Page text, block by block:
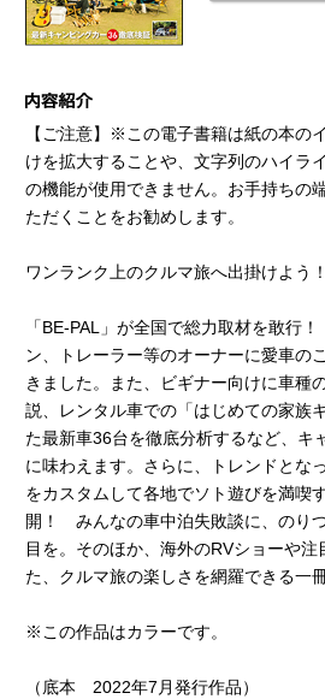
【ご注意】※この電子書籍は紙の本の
けを拡大することや、文字列のハイラ
の機能が使用できません。お手持ちの
ただくことをお勧めします。
ワンランク上のクルマ旅へ出掛けよう！
「BE-PAL」が全国で総力取材を敢行
ン、トレーラー等のオーナーに愛車の
きました。また、ビギナー向けに車種
説、レンタル車での「はじめての家族
た最新車36台を徹底分析するなど、キ
に味わえます。さらに、トレンドとな
をカスタムして各地でソト遊びを満喫
開！ みんなの車中泊失敗談に、のり
目を。そのほか、海外のRVショーや
た、クルマ旅の楽しさを網羅できる一冊
※この作品はカラーです。
（底本 2022年7月発行作品）